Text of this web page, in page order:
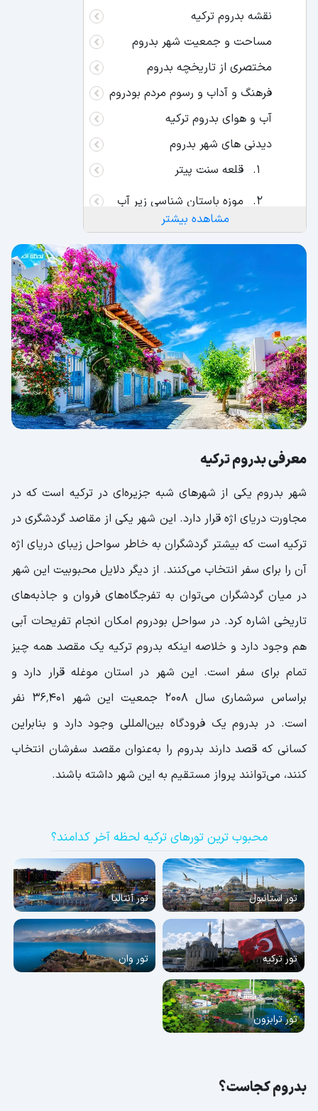
نقشه بدروم ترکیه
مساحت و جمعیت شهر بدروم
مختصری از تاریخچه بدروم
فرهنگ و آداب و رسوم مردم بودروم
آب و هوای بدروم ترکیه
دیدنی های شهر بدروم
قلعه سنت پیتر
موزه باستان شناسی زیر آب
مقبره هالیکارناسوس
تئاتر شهر بدروم
مارینا
میندوس
بودروم بهتر است یا آنتالیا؟
مشاهده بیشتر
معرفی بدروم ترکیه
شهر بدروم یکی از شهرهای شبه جزیره‌ای در ترکیه است که در
مجاورت دریای اژه قرار دارد. این شهر یکی از مقاصد گردشگری در
ترکیه است که بیشتر گردشگران به خاطر سواحل زیبای دریای اژه
آن را برای سفر انتخاب می‌کنند. از دیگر دلایل محبوبیت این شهر
در میان گردشگران می‌توان به تفرجگاه‌های فروان و جاذبه‌های
تاریخی اشاره کرد. در سواحل بودروم امکان انجام تفریحات آبی
هم وجود دارد و خلاصه اینکه بدروم ترکیه یک مقصد همه چیز
تمام برای سفر است. این شهر در استان موغله قرار دارد و
براساس سرشماری سال 2008 جمعیت این شهر ۳۶٬۴۰۱ نفر
است. در بدروم یک فرودگاه بین‌المللی وجود دارد و بنابراین
کسانی که قصد دارند بدروم را به‌عنوان مقصد سفرشان انتخاب
کنند، می‌توانند پرواز مستقیم به این شهر داشته باشند.
محبوب ترین تورهای ترکیه لحظه آخر کدامند؟
تور استانبول تور آنتالیا
تور ترکیه تور وان
تور ترابزون
بدروم کجاست؟